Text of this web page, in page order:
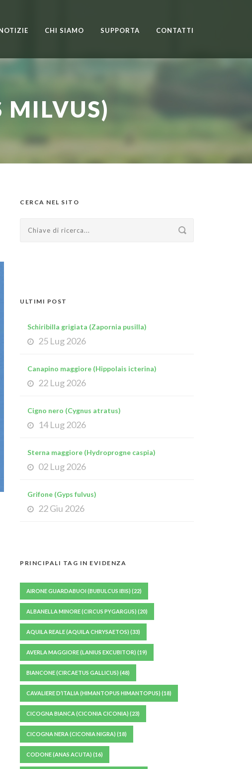
CHI SIAMO SUPPORTA CONTATTI
MILVUS)
CERCA NEL SITO
ULTIMI POST
Schiribilla grigiata (Zapornia pusilla)
25 Lug 2026
Canapino maggiore (Hippolais icterina)
22 Lug 2026
Cigno nero (Cygnus atratus)
14 Lug 2026
Sterna maggiore (Hydroprogne caspia)
02 Lug 2026
Grifone (Gyps fulvus)
22 Giu 2026
PRINCIPALI TAG IN EVIDENZA
AIRONE GUARDABUOI (BUBULCUS IBIS) (22)
ALBANELLA MINORE (CIRCUS PYGARGUS) (20)
AQUILA REALE (AQUILA CHRYSAETOS) (33)
AVERLA MAGGIORE (LANIUS EXCUBITOR) (19)
BIANCONE (CIRCAETUS GALLICUS) (48)
CAVALIERE D’ITALIA (HIMANTOPUS HIMANTOPUS) (18)
CICOGNA BIANCA (CICONIA CICONIA) (23)
CICOGNA NERA (CICONIA NIGRA) (18)
CODONE (ANAS ACUTA) (16)